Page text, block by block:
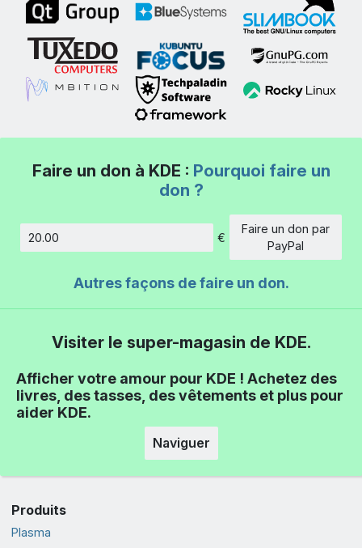
Faire un don à KDE : Pourquoi faire un
don ?
Montant
€
Faire un don par
PayPal
Autres façons de faire un don.
Visiter le super-magasin de KDE.
Afficher votre amour pour KDE ! Achetez des
livres, des tasses, des vêtements et plus pour
aider KDE.
Naviguer
Produits
Plasma